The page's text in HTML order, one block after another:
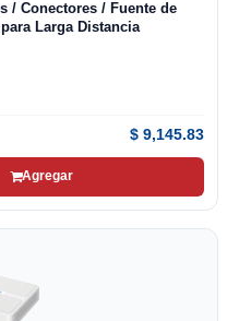
/ Conectores / Fuente de
Larga Distancia
$ 9,145.83
Agregar